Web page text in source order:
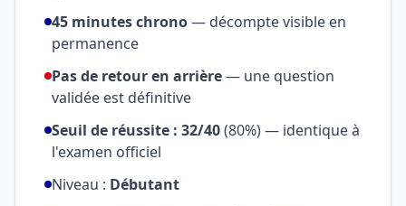
45 minutes chrono— décompte visible en
permanence
Pas de retour en arrière— une question
validée est définitive
Seuil de réussite : 32/40(80%) — identique à
l'examen officiel
Niveau : Débutant